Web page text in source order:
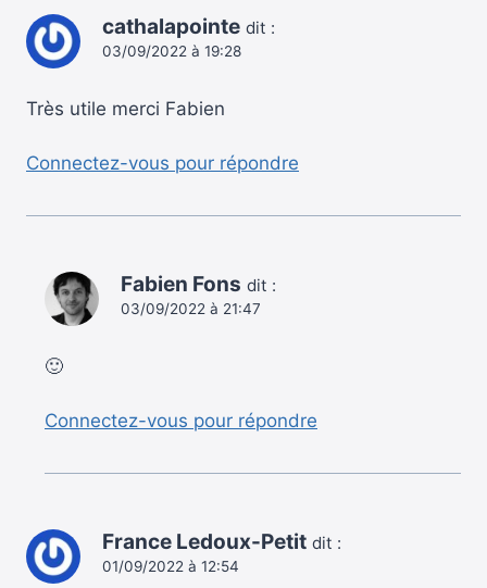
cathalapointe dit :
03/09/2022 à 19:28
Très utile merci Fabien
Connectez-vous pour répondre
Fabien Fons dit :
03/09/2022 à 21:47
🙂
Connectez-vous pour répondre
France Ledoux-Petit dit :
01/09/2022 à 12:54